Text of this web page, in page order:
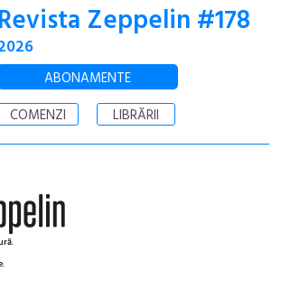
Revista Zeppelin #178
ABONAMENTE
COMENZI
LIBRĂRII